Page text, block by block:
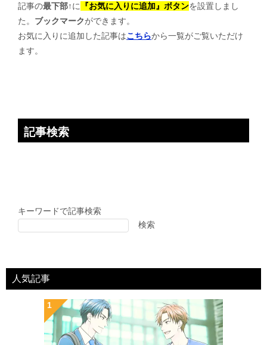
記事の最下部↑に 『お気に入りに追加』ボタンを設置しまし
た。 ブックマークができます。
お気に入りに追加した記事はこちらから一覧がご覧いただけ
ます。
記事検索
キーワードで記事検索
検索
人気記事